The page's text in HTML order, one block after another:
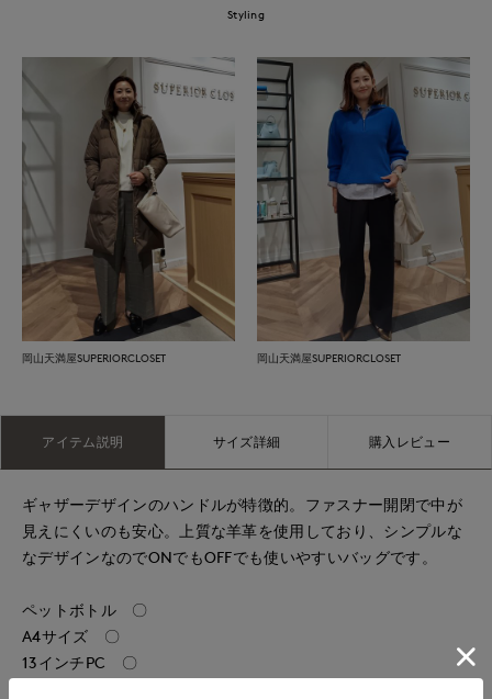
Styling
岡山天満屋SUPERIORCLOSET 岡山天満屋SUPERIORCLOSET
アイテム説明 サイズ詳細 購入レビュー
ギャザーデザインのハンドルが特徴的。ファスナー開閉で中が
見えにくいのも安心。上質な羊革を使用しており、シンプルな
なデザインなのでONでもOFFでも使いやすいバッグです。
ペットボトル 〇
A4サイズ 〇
13インチPC 〇